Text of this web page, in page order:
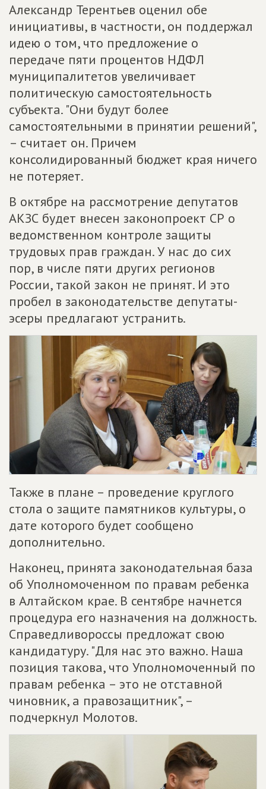
Александр Терентьев оценил обе
инициативы, в частности, он поддержал
идею о том, что предложение о
передаче пяти процентов НДФЛ
муниципалитетов увеличивает
политическую самостоятельность
субъекта. "Они будут более
самостоятельными в принятии решений",
– считает он. Причем
консолидированный бюджет края ничего
не потеряет.
В октябре на рассмотрение депутатов
АКЗС будет внесен законопроект СР о
ведомственном контроле защиты
трудовых прав граждан. У нас до сих
пор, в числе пяти других регионов
России, такой закон не принят. И это
пробел в законодательстве депутаты-
эсеры предлагают устранить.
Также в плане – проведение круглого
стола о защите памятников культуры, о
дате которого будет сообщено
дополнительно.
Наконец, принята законодательная база
об Уполномоченном по правам ребенка
в Алтайском крае. В сентябре начнется
процедура его назначения на должность.
Справедливороссы предложат свою
кандидатуру. "Для нас это важно. Наша
позиция такова, что Уполномоченный по
правам ребенка – это не отставной
чиновник, а правозащитник", –
подчеркнул Молотов.